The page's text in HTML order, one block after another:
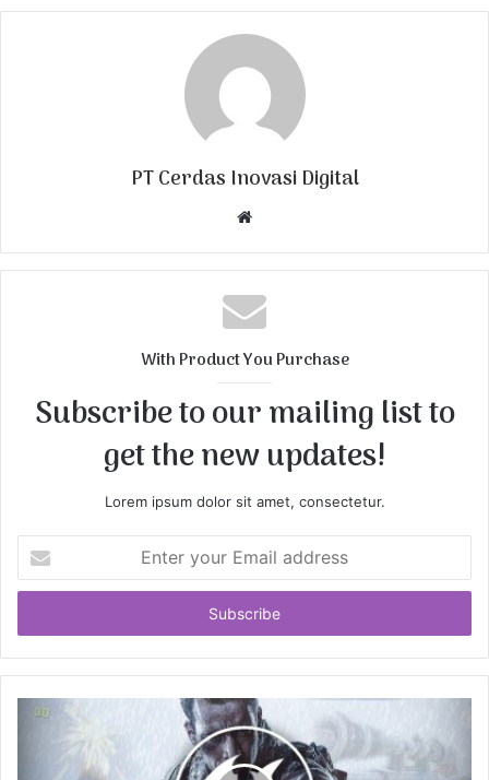
PT Cerdas Inovasi Digital
b
s
i
With Product You Purchase
Subscribe to our mailing list to
get the new updates!
Lorem ipsum dolor sit amet, consectetur.
t
r
y